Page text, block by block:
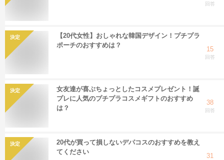
回答
決定
【20代女性】おしゃれな韓国デザイン！プチプラ
ポーチのおすすめは？
15
回答
決定
女友達が喜ぶちょっとしたコスメプレゼント！誕
プレに人気のプチプラコスメギフトのおすすめ
は？
38
回答
決定
20代が買って損しないデパコスのおすすめを教え
てください
31